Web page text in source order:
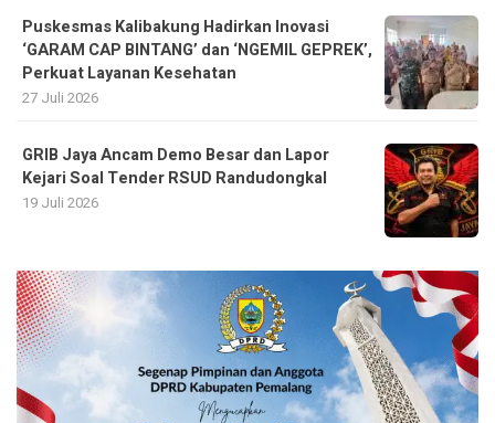
Puskesmas Kalibakung Hadirkan Inovasi
‘GARAM CAP BINTANG’ dan ‘NGEMIL GEPREK’,
Perkuat Layanan Kesehatan
27 Juli 2026
GRIB Jaya Ancam Demo Besar dan Lapor
Kejari Soal Tender RSUD Randudongkal
19 Juli 2026